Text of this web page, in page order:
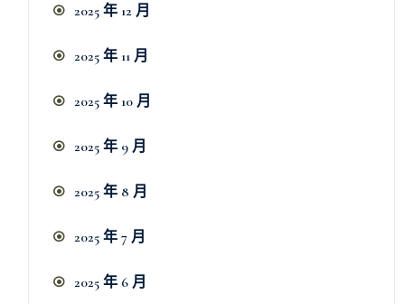
2025 年 12 月
2025 年 11 月
2025 年 10 月
2025 年 9 月
2025 年 8 月
2025 年 7 月
2025 年 6 月